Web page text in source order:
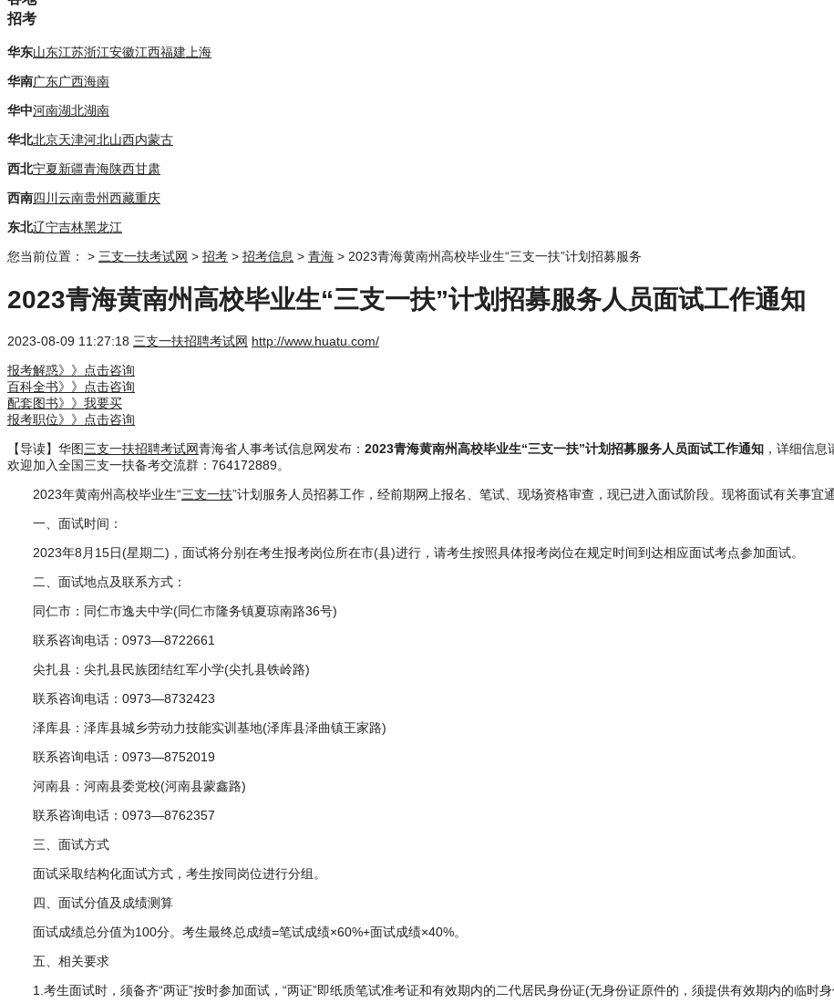
招考
华东山东江苏浙江安徽江西福建 上海
华南广东广西海南
华中河南湖北湖南
华北北京天津河北山西内蒙古
西北宁夏新疆青海陕西甘肃
西南四川 云南贵州西藏重庆
东北辽宁吉林黑龙江
您当前位置：
> 三支一扶考试网 > 招考 > 招考信息 > 青海 > 2023青海黄南州高校毕业生“三支一扶”计划招募服务
2023青海黄南州高校毕业生“三支一扶”计划招募服务人员面试工作通知
2023-08-09 11:27:18 三支一扶招聘考试网 http://www.huatu.com/
报考解惑》》点击咨询
百科全书》》点击咨询
配套图书》》我要买
报考职位》》点击咨询
【导读】华图三支一扶招聘考试网青海省人事考试信息网发布： 2023青海黄南州高校毕业生“三支一扶”计划招募服务人员面试工作通知 ，详细信
欢迎加入全国三支一扶备考交流群：764172889。
2023年黄南州高校毕业生“三支一扶”计划服务人员招募工作，经前期网上报名、笔试、现场资格审查，现已进入面试阶段。现将面试有关事宜
一、面试时间：
2023年8月15日(星期二)，面试将分别在考生报考岗位所在市(县)进行，请考生按照具体报考岗位在规定时间到达相应面试考点参加面试。
二、面试地点及联系方式：
同仁市：同仁市逸夫中学(同仁市隆务镇夏琼南路36号)
联系咨询电话：0973—8722661
尖扎县：尖扎县民族团结红军小学(尖扎县铁岭路)
联系咨询电话：0973—8732423
泽库县：泽库县城乡劳动力技能实训基地(泽库县泽曲镇王家路)
联系咨询电话：0973—8752019
河南县：河南县委党校(河南县蒙鑫路)
联系咨询电话：0973—8762357
三、面试方式
面试采取结构化面试方式，考生按同岗位进行分组。
四、面试分值及成绩测算
面试成绩总分值为100分。考生最终总成绩=笔试成绩×60%+面试成绩×40%。
五、相关要求
1.考生面试时，须备齐“两证”按时参加面试，“两证”即纸质笔试准考证和有效期内的二代居民身份证(无身份证原件的，须提供有效期内的临时